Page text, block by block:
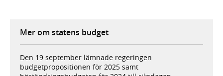
Mer om statens budget
Den 19 september lämnade regeringen
budgetpropositionen för 2025 samt